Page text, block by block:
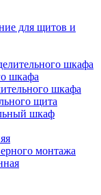
для щитов и
шкафа
шкафа
шкафа
щита
шкаф
монтажа